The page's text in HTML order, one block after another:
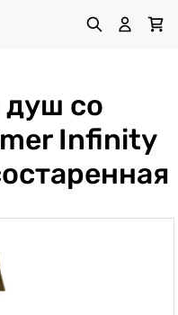
душ со
Infinity